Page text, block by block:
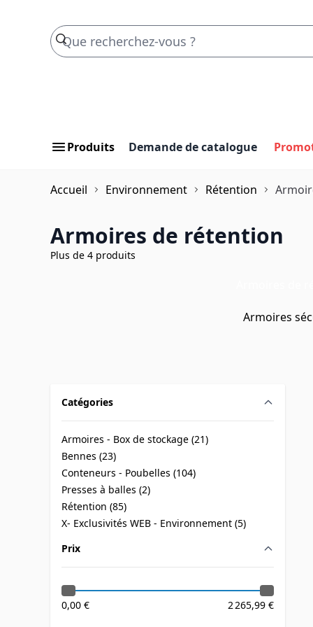
Produits Demande de catalogue
Accueil Environnement Rétention
Armoires de rétention
Plus de 4 produits
Armoires
Catégories
Armoires - Box de stockage (21
products available
)
Bennes (23
products available
)
Conteneurs - Poubelles (104
products available
)
Presses à balles (2
products available)
Rétention (85
products available
)
X- Exclusivités WEB - Environnement (5
products available
)
Prix
0,00 € 2 265,99 €